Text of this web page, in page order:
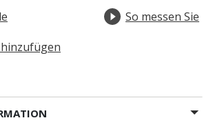
So messen Sie